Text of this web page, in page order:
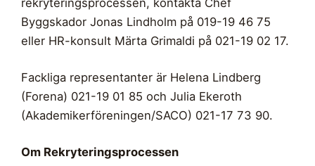
Byggskador Jonas Lindholm på 019-19 46 75
eller HR-konsult Märta Grimaldi på 021-19 02 17.
Fackliga representanter är Helena Lindberg
(Forena) 021-19 01 85 och Julia Ekeroth
(Akademikerföreningen/SACO) 021-17 73 90.
Om Rekryteringsprocessen